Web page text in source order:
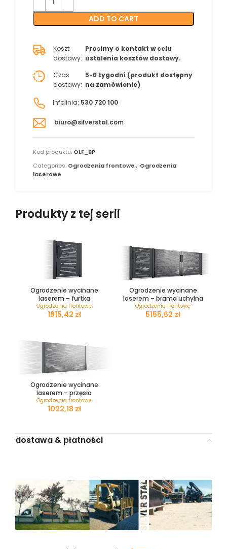
ADD TO CART
Koszt
dostawy:
Prosimy o kontakt w celu
ustalenia kosztów dostawy.
Czas
dostawy:
5-6 tygodni (produkt dostępny
na zamówienie)
Infolinia: 530 720 100
biuro@silverstal.com
Kod produktu: OLF_BP
Categories: Ogrodzenia frontowe, Ogrodzenia
laserowe
Produkty z tej serii
Ogrodzenie wycinane
laserem – furtka
Ogrodzenia frontowe
zł
Ogrodzenie wycinane
laserem – brama uchylna
Ogrodzenia frontowe
zł
Ogrodzenie wycinane
laserem – przęsło
Ogrodzenia frontowe
zł
dostawa & płatności